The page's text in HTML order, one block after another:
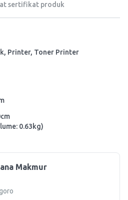
sertifikat produk
Printer, Toner Printer
cm
0.63kg)
Makmur